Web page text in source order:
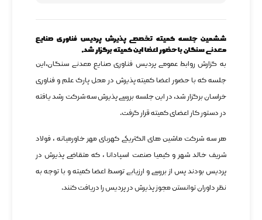
ششمین جلسه کمیته تخصصی پذیرش پردیس فناوری صنایع
معدنی سنگان با حضور اعضا این کمیته برگزار شد.
به گزارش روابط عمومی پردیس فناوری صنایع معدنی سنگان،این
جلسه که با حضور اعضا کمیته پذیرش در محل پارک علم و فناوری
خراسان برگزار شد، در این جلسه بررسی پذیرش سه شرکت رشد یافته
در دستور کار اعضای کمیته قرار گرفت.
هر سه شرکت ماشین های الکتریکی کهربای مهر خاورمیانه ، فولاد
شریف خالد شهر و کیمیا صنعت اسپادانا ، که متقاضی پذیرش در
پردیس بودند پس از بررسی و ارزیابی توسط اعضا کمیته و با توجه به
نظر داوران توانستن مجوز پذیرش در پردیس را دریافت کنند.